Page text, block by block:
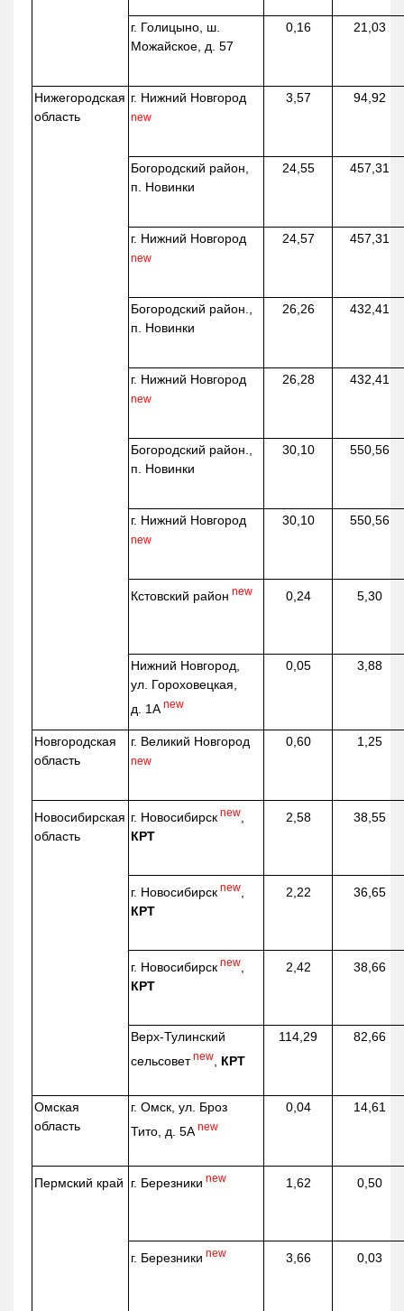
г. Голицыно, ш.
Можайское, д. 57
0,16 21,03
Нижегородская
область
г. Нижний Новгород
new
3,57 94,92
Богородский район,
п. Новинки
24,55 457,31
г. Нижний Новгород
new
24,57 457,31
Богородский район.,
п. Новинки
26,26 432,41
г. Нижний Новгород
new
26,28 432,41
Богородский район.,
п. Новинки
30,10 550,56
г. Нижний Новгород
new
30,10 550,56
Кстовский район new 0,24 5,30
Нижний Новгород,
ул. Гороховецкая,
д. 1А new
0,05 3,88
Новгородская
область
г. Великий Новгород
new
0,60 1,25
Новосибирская
область
г. Новосибирск new
КРТ
2,58 38,55
г. Новосибирск new
КРТ
2,22 36,65
г. Новосибирск new
КРТ
2,42 38,66
Верх-Тулинский
сельсовет new КРТ
114,29 82,66
Омская
область
г. Омск, ул. Броз
Тито, д. 5А new
0,04 14,61
Пермский край г. Березники new 1,62 0,50
г. Березники new 3,66 0,03